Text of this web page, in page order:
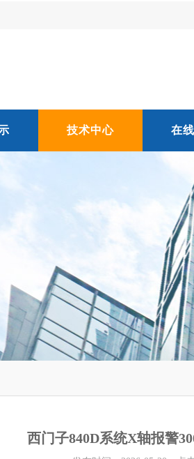
技术中心 在
西门子840D系统X轴报警